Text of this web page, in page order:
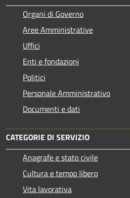
Organi di Governo
Aree Amministrative
Uffici
Enti e fondazioni
Politici
Personale Amministrativo
Documenti e dati
CATEGORIE DI SERVIZIO
Anagrafe e stato civile
Cultura e tempo libero
Vita lavorativa